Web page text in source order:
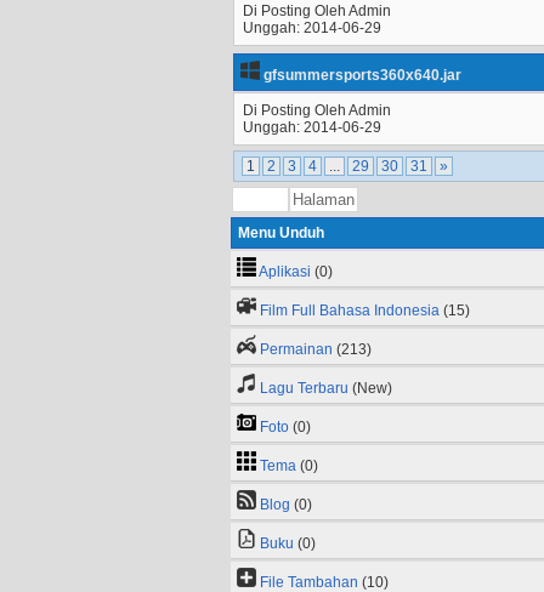
Di Posting Oleh Admin
Unggah: 2014-06-29
gfsummersports360x640.jar
Di Posting Oleh Admin
Unggah: 2014-06-29
1 2 3 4 ... 29 30 31 »
Menu Unduh
Aplikasi (0)
Film Full Bahasa Indonesia (15)
Permainan (213)
Lagu Terbaru (New)
Foto (0)
Tema (0)
Blog (0)
Buku (0)
File Tambahan (10)